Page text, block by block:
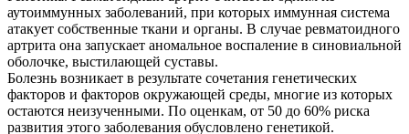
аутоиммунных заболеваний, при которых иммунная система
атакует собственные ткани и органы. В случае ревматоидного
артрита она запускает аномальное воспаление в синовиальной
оболочке, выстилающей суставы.
Болезнь возникает в результате сочетания генетических
факторов и факторов окружающей среды, многие из которых
остаются неизученными. По оценкам, от 50 до 60% риска
развития этого заболевания обусловлено генетикой.